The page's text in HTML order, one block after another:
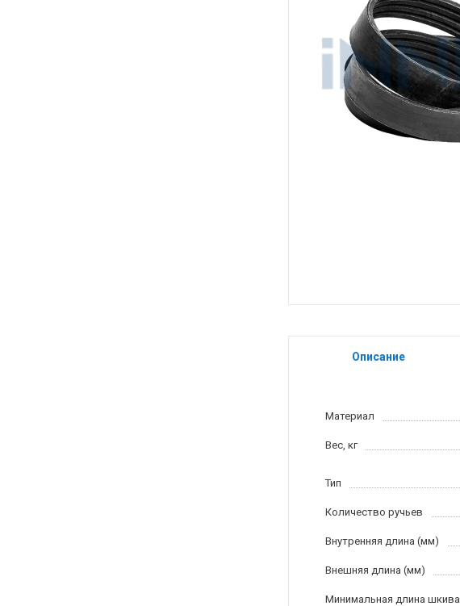
Описание
Материал
Вес, кг
Тип
Количество ручьев
Внутренняя длина (мм)
Внешняя длина (мм)
Минимальная длина шкива